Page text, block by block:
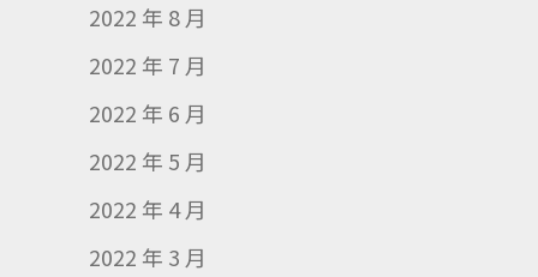
2022 年 8 月
2022 年 7 月
2022 年 6 月
2022 年 5 月
2022 年 4 月
2022 年 3 月